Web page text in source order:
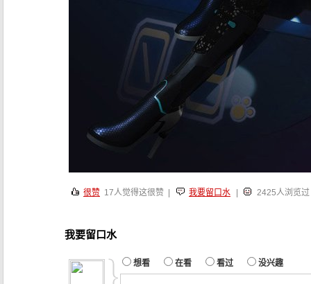
很赞 17人觉得这很赞 | 我要留口水 2425人浏览过
我要留口水
想看 在看 看过 没兴趣